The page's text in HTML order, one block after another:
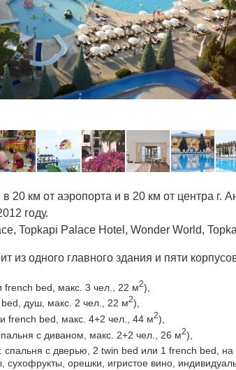
20 км от аэропорта и в 20 км от центра г.
году.
Topkapi Palace Hotel, Wonder World,
из одного главного здания и пяти
bed, макс. 3 чел., 22 м2),
душ, макс. 2 чел., 22 м2),
french bed, макс. 4+2 чел., 44 м2),
с диваном, макс. 2+2 чел., 26 м2),
с дверью, 2 twin bed или 1 french bed,
орешки, игристое вино,